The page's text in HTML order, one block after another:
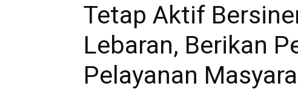
Tetap Aktif
Lebaran, Berikan
Pelayanan